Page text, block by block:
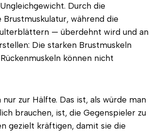
Durch die
während die
— überdehnt wird und an
Die starken Brustmuskeln
können nicht
zur Hälfte. Das ist, als würde man
brauchen, ist, die Gegenspieler zu
gezielt kräftigen, damit sie die